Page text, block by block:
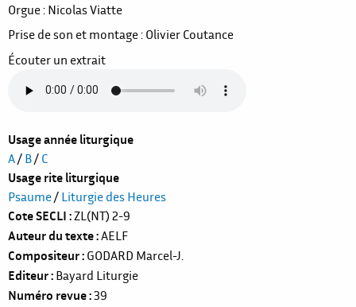
Orgue : Nicolas Viatte
Prise de son et montage : Olivier Coutance
Écouter un extrait
Usage année liturgique
A/ B/ C
Usage rite liturgique
Psaume/ Liturgie des Heures
Cote SECLI ZL(NT) 2-9
Auteur du texte AELF
Compositeur GODARD Marcel-J.
Editeur Bayard Liturgie
Numéro revue 39